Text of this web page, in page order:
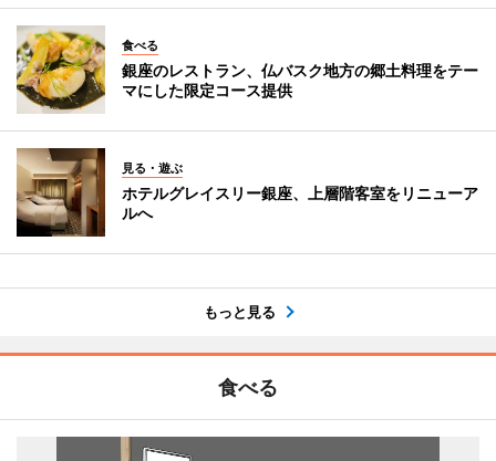
食べる
銀座のレストラン、仏バスク地方の郷土料理をテー
マにした限定コース提供
見る・遊ぶ
ホテルグレイスリー銀座、上層階客室をリニューア
ルへ
もっと見る
食べる